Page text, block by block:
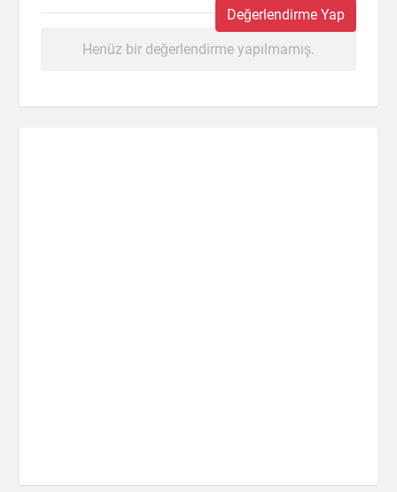
Değerlendirme Yap
Henüz bir değerlendirme yapılmamış.